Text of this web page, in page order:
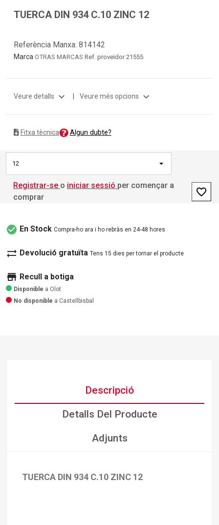
TUERCA DIN 934 C.10 ZINC 12
Referència Manxa: 814142
Marca OTRAS MARCAS Ref. proveïdor 21555
Veure detalls expand_more | Veure més opcions expand_more
Fitxa tècnica Algun dubte?
12
Registrar-se o iniciar sessió per començar a
comprar
favorite_border
check_circle En Stock Compra-ho ara i ho rebràs en 24-48 hores
sync_alt Devolució gratuïta Tens 15 dies per tornar el producte
store Recull a botiga
Disponible a Olot
No disponible a Castellbisbal
Descripció
Detalls Del Producte
Adjunts
TUERCA DIN 934 C.10 ZINC 12